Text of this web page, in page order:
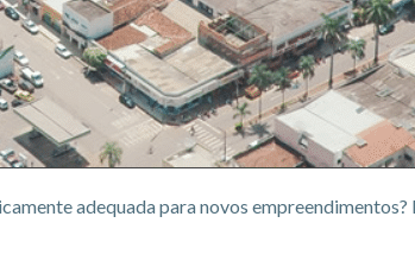
adequada para novos